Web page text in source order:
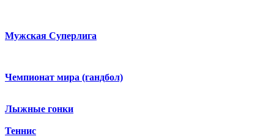
Мужская Суперлига
Чемпионат мира (гандбол)
Лыжные гонки
Теннис